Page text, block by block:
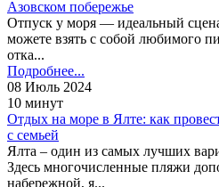
Азовском побережье
Отпуск у моря — идеальный
можете взять с собой любимого
отка...
Подробнее...
08 Июль 2024
10 минут
Отдых на море в Ялте: как
с семьей
Ялта – один из самых лучших
Здесь многочисленные пляжи
набережной, я...